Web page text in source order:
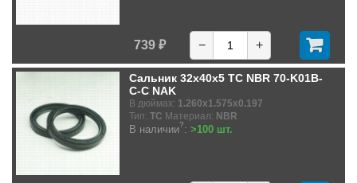
739 ₽ − +
Сальник 32x40x5 TC NBR 70-K01B-
C-C NAK
В дюймах: 1.260x1.575x0.197
Тип: TC Материал: NBR
В наличии?: >100 шт.